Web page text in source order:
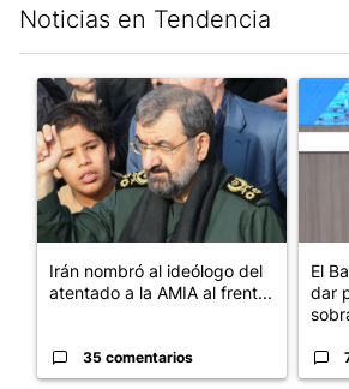
Noticias en Tendencia
Un artículo de tendencia con el título
Irán nombró al ideólogo del
atentado a la AMIA al frent...
35 comentarios
Un
El
dar